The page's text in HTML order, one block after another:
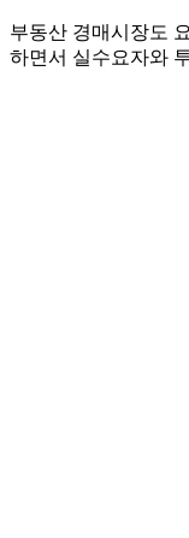
부동산 경매시장도
하면서 실수요자와